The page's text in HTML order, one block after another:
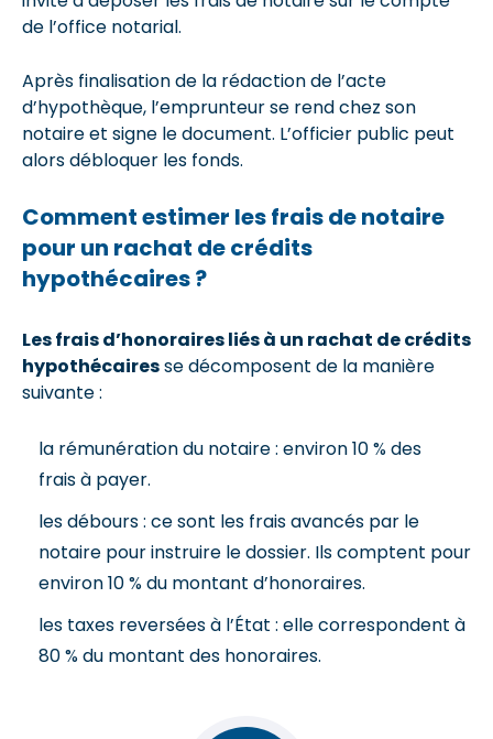
de l’office notarial.
Après finalisation de la rédaction de l’acte
d’hypothèque, l’emprunteur se rend chez son
notaire et signe le document. L’officier public peut
alors débloquer les fonds.
Comment estimer les frais de notaire
pour un rachat de crédits
hypothécaires ?
Les frais d’honoraires liés à un rachat de crédits
hypothécairesse décomposent de la manière
suivante :
la rémunération du notaire : environ 10 % des
frais à payer.
les débours : ce sont les frais avancés par le
notaire pour instruire le dossier. Ils comptent pour
environ 10 % du montant d’honoraires.
les taxes reversées à l’État : elle correspondent à
80 % du montant des honoraires.